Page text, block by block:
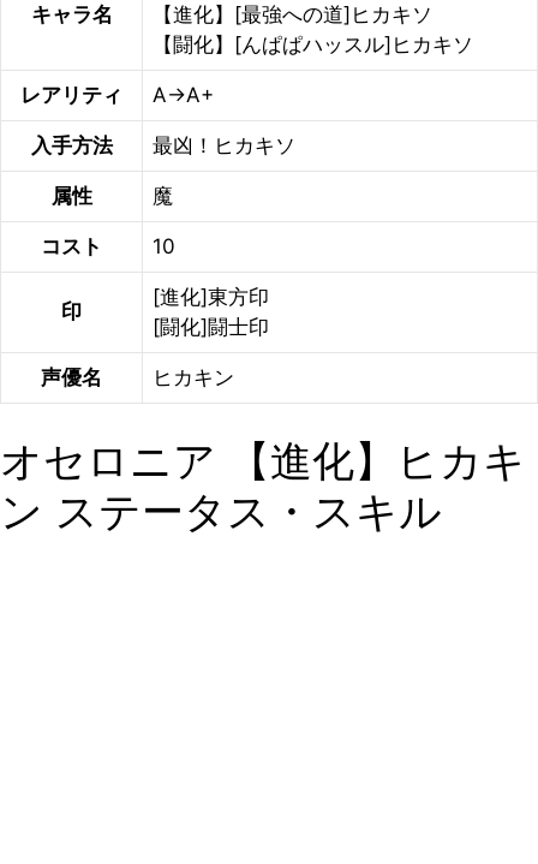
キャラ名
【進化】[最強への道]ヒカキソ
【闘化】[んぱぱハッスル]ヒカキソ
レアリティ A→A+
入手方法 最凶！ヒカキソ
属性 魔
コスト 10
印
[進化]東方印
[闘化]闘士印
声優名 ヒカキン
オセロニア 【進化】ヒカキ
ン ステータス・スキル